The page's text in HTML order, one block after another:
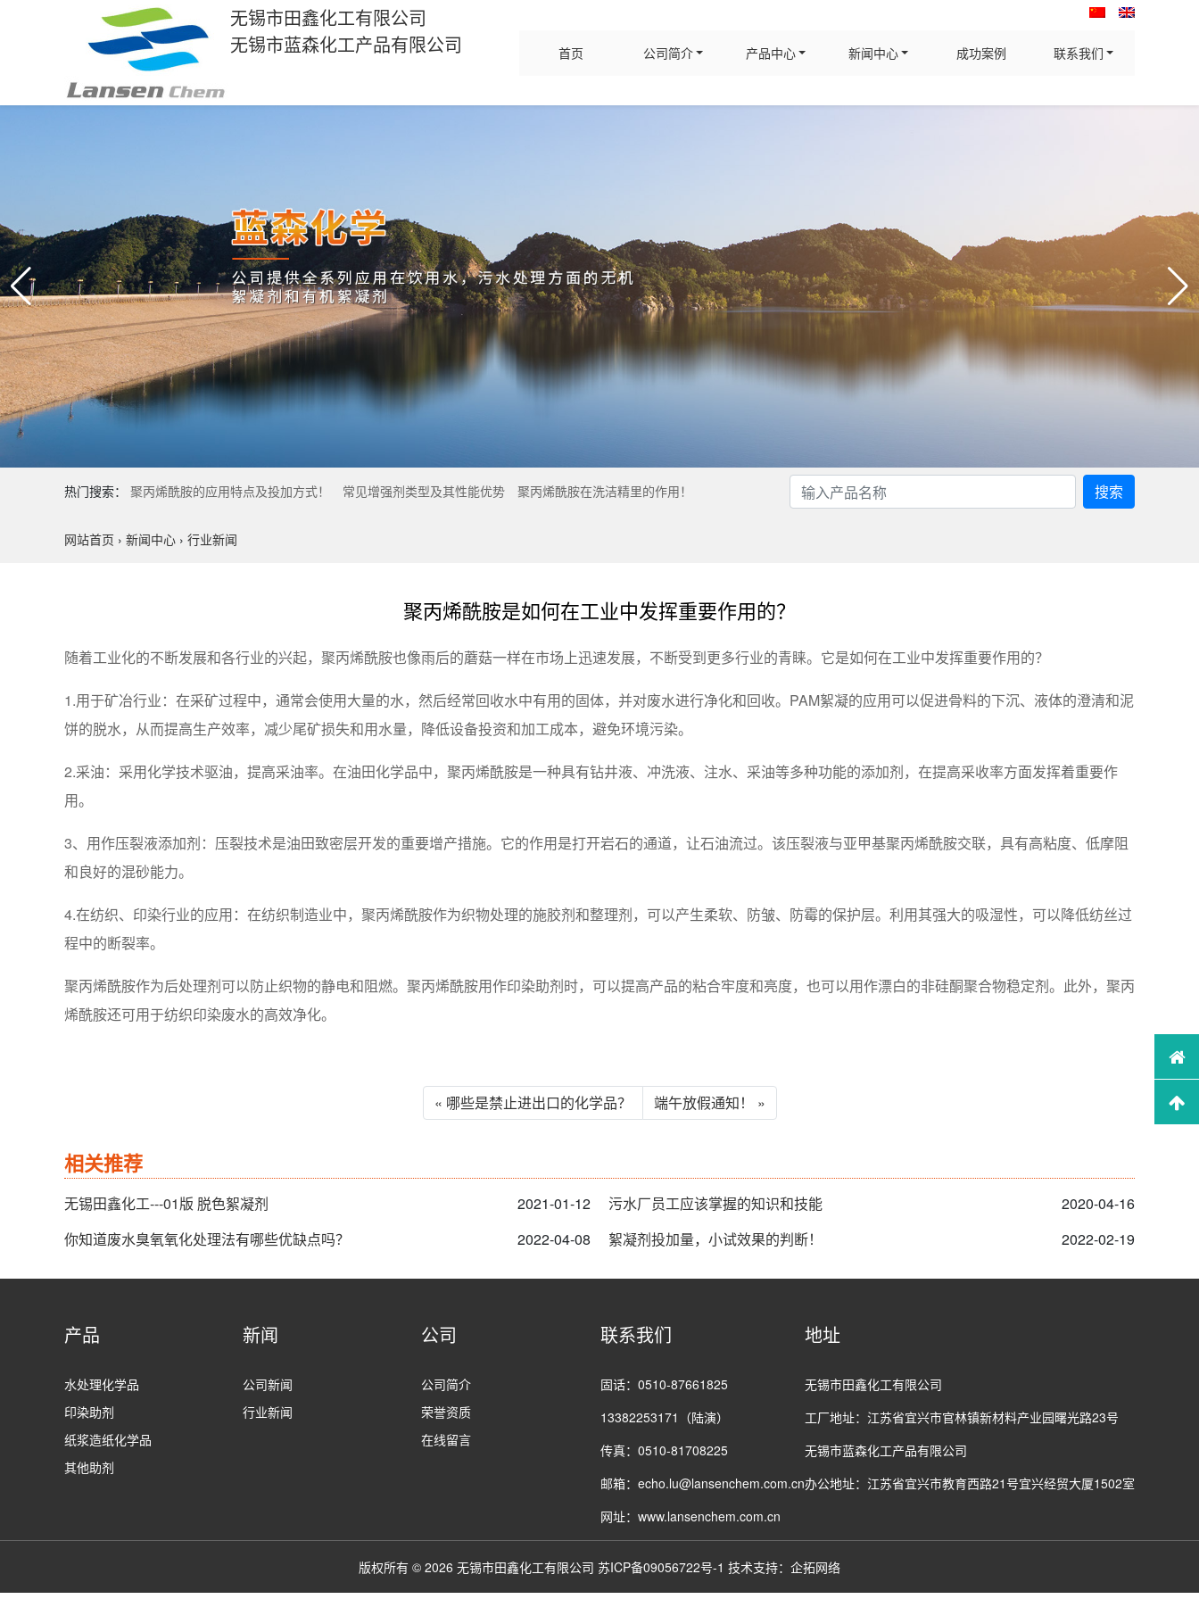
无锡市田鑫化工有限公司
无锡市蓝森化工产品有限公司
首页 公司简介 产品中心 新闻中心 成功案例 联系我们
热门搜索： 聚丙烯酰胺的应用特点及投加方式！ 常见增强剂类型及其性能优势 聚丙烯酰胺在洗洁精里的作用！ 搜索
网站首页 › 新闻中心 › 行业新闻
聚丙烯酰胺是如何在工业中发挥重要作用的？
随着工业化的不断发展和各行业的兴起，聚丙烯酰胺也像雨后的蘑菇一样在市场上迅速发展，不断受到更多行业的青睐。它是如何在工业中发挥重要作用的？
1.用于矿冶行业：在采矿过程中，通常会使用大量的水，然后经常回收水中有用的固体，并对废水进行净化和回收。PAM絮凝的应用可以促进骨料的下沉、液体的澄清和泥
饼的脱水，从而提高生产效率，减少尾矿损失和用水量，降低设备投资和加工成本，避免环境污染。
2.采油：采用化学技术驱油，提高采油率。在油田化学品中，聚丙烯酰胺是一种具有钻井液、冲洗液、注水、采油等多种功能的添加剂，在提高采收率方面发挥着重要作
用。
3、用作压裂液添加剂：压裂技术是油田致密层开发的重要增产措施。它的作用是打开岩石的通道，让石油流过。该压裂液与亚甲基聚丙烯酰胺交联，具有高粘度、低摩阻
和良好的混砂能力。
4.在纺织、印染行业的应用：在纺织制造业中，聚丙烯酰胺作为织物处理的施胶剂和整理剂，可以产生柔软、防皱、防霉的保护层。利用其强大的吸湿性，可以降低纺丝过
程中的断裂率。
聚丙烯酰胺作为后处理剂可以防止织物的静电和阻燃。聚丙烯酰胺用作印染助剂时，可以提高产品的粘合牢度和亮度，也可以用作漂白的非硅酮聚合物稳定剂。此外，聚丙
烯酰胺还可用于纺织印染废水的高效净化。
« 哪些是禁止进出口的化学品？ 端午放假通知！ »
相关推荐
无锡田鑫化工---01版 脱色絮凝剂 2021-01-12 污水厂员工应该掌握的知识和技能
2020-04-16
你知道废水臭氧氧化处理法有哪些优缺点吗？
2022-04-08 絮凝剂投加量，小试效果的判断！ 2022-02-19
产品
水处理化学品
印染助剂
纸浆造纸化学品
其他助剂
新闻
公司新闻
行业新闻
公司
公司简介
荣誉资质
在线留言
联系我们
固话：0510-87661825
13382253171（陆演）
传真：0510-81708225
邮箱：echo.lu@lansenchem.com.cn
网址：www.lansenchem.com.cn
地址
无锡市田鑫化工有限公司
工厂地址：江苏省宜兴市官林镇新材料产业园曙光路23号
无锡市蓝森化工产品有限公司
办公地址：江苏省宜兴市教育西路21号宜兴经贸大厦1502室
版权所有 © 2026 无锡市田鑫化工有限公司 苏ICP备09056722号-1 技术支持： 企拓网络